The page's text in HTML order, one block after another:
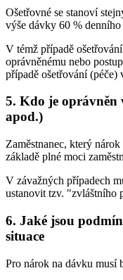
Ošetřovné se stanoví
výše dávky 60 %
V témž případě
oprávněnému nebo
případě ošetřování
5. Kdo je oprávněn
apod.)
Zaměstnanec, který
základě plné moci
V závažných případech
ustanovit tzv. "zvláštního
6. Jaké jsou
situace
Pro nárok na dávku musí